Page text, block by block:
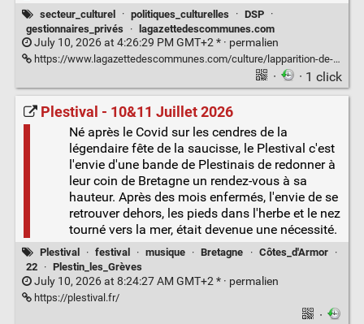
secteur_culturel · politiques_culturelles · DSP ·
gestionnaires_privés
· lagazettedescommunes.com
July 10, 2026 at 4:26:29 PM GMT+2 * · permalien
https://www.lagazettedescommunes.com/culture/lapparition-de-gestionnaires-prives-dans-les-equipements-culturels-locaux-provoque-des-remous.3QR6AZFOIFHJTMB76QWKTQBGZI.html
· · 1 click
Plestival - 10&11 Juillet 2026
Né après le Covid sur les cendres de la
légendaire fête de la saucisse, le Plestival c'est
l'envie d'une bande de Plestinais de redonner à
leur coin de Bretagne un rendez-vous à sa
hauteur. Après des mois enfermés, l'envie de se
retrouver dehors, les pieds dans l'herbe et le nez
tourné vers la mer, était devenue une nécessité.
Plestival · festival · musique · Bretagne · Côtes_d'Armor
·
22
· Plestin_les_Grèves
July 10, 2026 at 8:24:27 AM GMT+2 * · permalien
https://plestival.fr/
·